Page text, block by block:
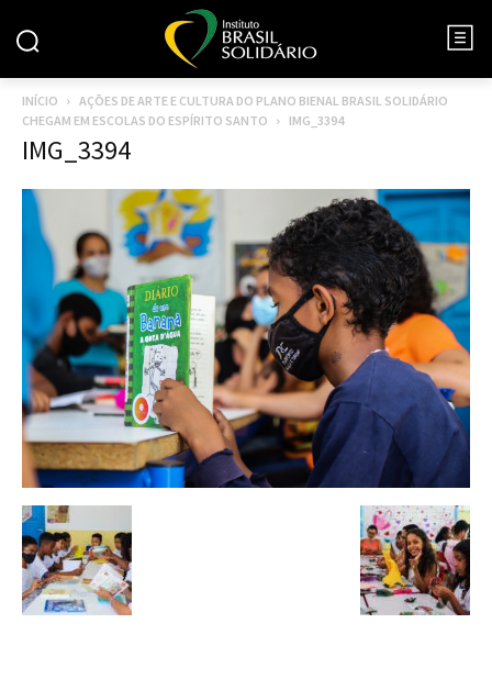
INÍCIO
AÇÕES DE ARTE E CULTURA DO PLANO BIENAL BRASIL SOLIDÁRIO
CHEGAM EM ESCOLAS DO ESPÍRITO SANTO
IMG_3394
IMG_3394